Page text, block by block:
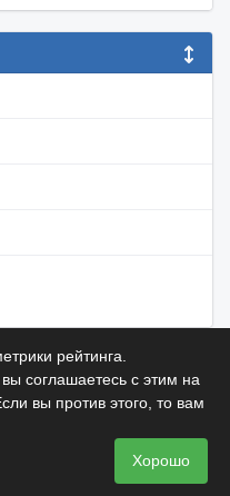
рейтинга.
соглашаетесь с этим на
вы против этого, то вам
Хорошо